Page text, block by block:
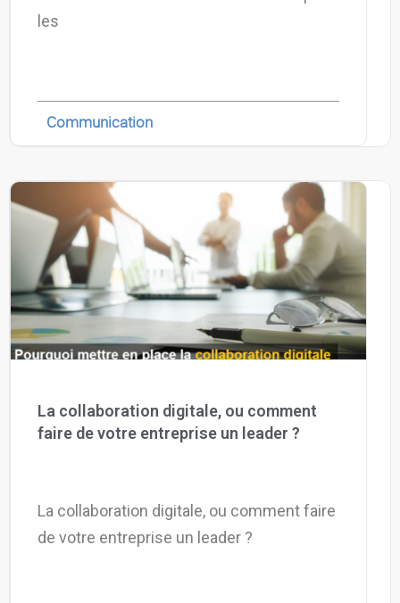
les
Communication
La collaboration digitale, ou comment
faire de votre entreprise un leader ?
La collaboration digitale, ou comment faire
de votre entreprise un leader ?